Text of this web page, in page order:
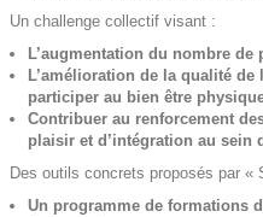
Un challenge collectif visant :
L’augmentation du nombre
L’amélioration de la qualité
participer au bien être
Contribuer au renforcement
plaisir et d’intégration au sein
Des outils concrets proposés par «
Un programme de formations